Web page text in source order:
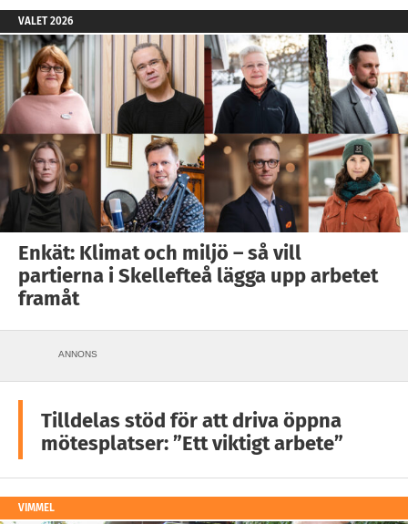
VALET 2026
Enkät: Klimat och miljö – så vill
partierna i Skellefteå lägga upp arbetet
framåt
ANNONS
Tilldelas stöd för att driva öppna
mötesplatser: ”Ett viktigt arbete”
VIMMEL